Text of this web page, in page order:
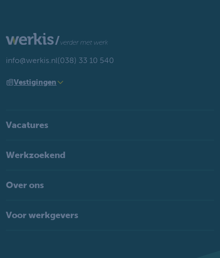
info@werkis.nl(038) 33 10 540
Vestigingen
Vacatures
Werkzoekend
Over ons
Voor werkgevers